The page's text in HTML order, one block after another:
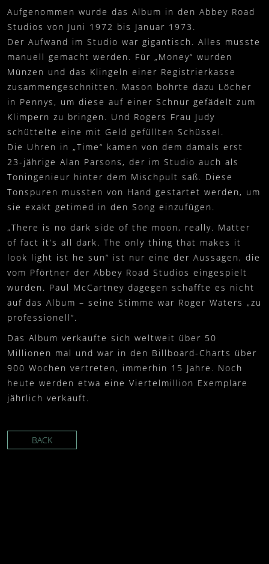
Aufgenommen wurde das Album in den Abbey Road
Studios von Juni 1972 bis Januar 1973.
Der Aufwand im Studio war gigantisch. Alles musste
manuell gemacht werden. Für „Money“ wurden
Münzen und das Klingeln einer Registrierkasse
zusammengeschnitten. Mason bohrte dazu Löcher
in Pennys, um diese auf einer Schnur gefädelt zum
Klimpern zu bringen. Und Rogers Frau Judy
schüttelte eine mit Geld gefüllten Schüssel.
Die Uhren in „Time“ kamen von dem damals erst
23-jährige Alan Parsons, der im Studio auch als
Toningenieur hinter dem Mischpult saß. Diese
Tonspuren mussten von Hand gestartet werden, um
sie exakt getimed in den Song einzufügen.
„There is no dark side of the moon, really. Matter
of fact it’s all dark. The only thing that makes it
look light ist he sun“ ist nur eine der Aussagen, die
vom Pförtner der Abbey Road Studios eingespielt
wurden. Paul McCartney dagegen schaffte es nicht
auf das Album – seine Stimme war Roger Waters „zu
professionell“.
Das Album verkaufte sich weltweit über 50
Millionen mal und war in den Billboard-Charts über
900 Wochen vertreten, immerhin 15 Jahre. Noch
heute werden etwa eine Viertelmillion Exemplare
jährlich verkauft.
BACK